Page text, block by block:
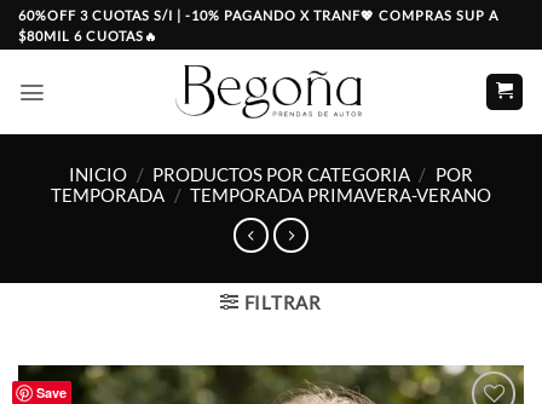
Saltar
60%OFF 3 CUOTAS S/I | -10% PAGANDO X TRANF💖 COMPRAS SUP A
$80MIL 6 CUOTAS🔥
INICIO / PRODUCTOS POR CATEGORIA / POR
TEMPORADA / TEMPORADA PRIMAVERA-VERANO
FILTRAR
Save